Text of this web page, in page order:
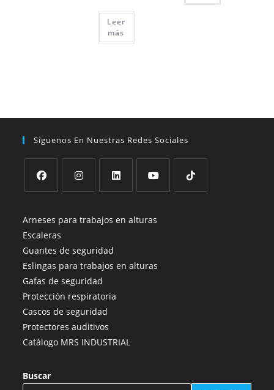
Leer
más
Síguenos En Nuestras Redes Sociales
abre
en
una
nueva
pestaña
abre
una
nueva
pestaña
abre
una
nueva
pestaña
abre
nueva
Arneses para trabajos en alturas
Escaleras
Guantes de seguridad
Eslingas para trabajos en alturas
Gafas de seguridad
Protección respiratoria
Cascos de seguridad
Protectores auditivos
Catálogo MRS INDUSTRIAL
Buscar